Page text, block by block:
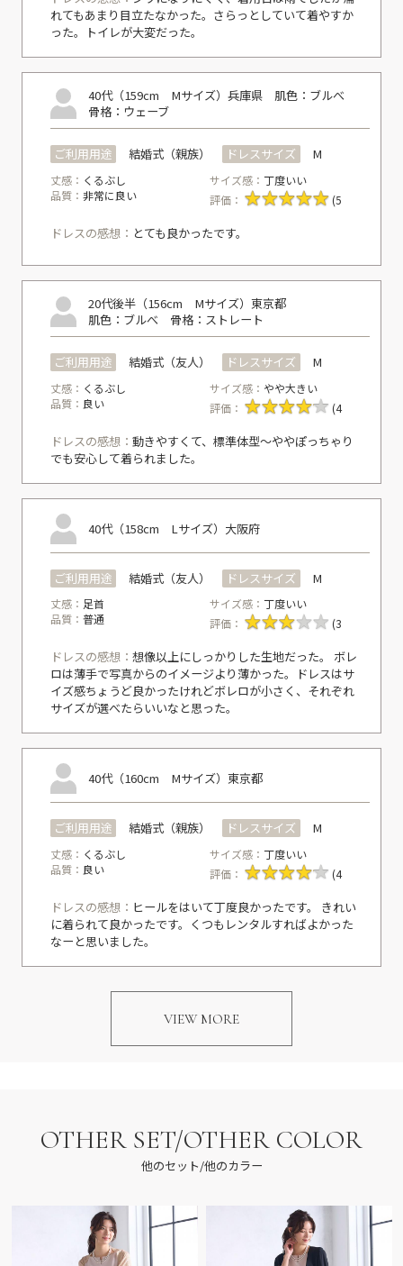
れてもあまり目立たなかった。さらっとしていて着やすか
った。トイレが大変だった。
40代（159cm Mサイズ） 兵庫県 肌色：ブルべ
骨格：ウェーブ
ご利用用途 結婚式（親族） ドレスサイズ M
丈感： くるぶし サイズ感：丁度いい
品質： 非常に良い 評価： (5
ドレスの感想： とても良かったです。
20代後半（156cm Mサイズ） 東京都
肌色：ブルべ 骨格：ストレート
ご利用用途 結婚式（友人） ドレスサイズ M
丈感： くるぶし サイズ感： やや大きい
品質： 良い 評価： (4
ドレスの感想： 動きやすくて、標準体型〜ややぽっちゃり
でも安心して着られました。
40代（158cm Lサイズ） 大阪府
ご利用用途 結婚式（友人） ドレスサイズ M
丈感： 足首 サイズ感：丁度いい
品質： 普通 評価： (3
ドレスの感想： 想像以上にしっかりした生地だった。 ボレ
ロは薄手で写真からのイメージより薄かった。ドレスはサ
イズ感ちょうど良かったけれどボレロが小さく、それぞれ
サイズが選べたらいいなと思った。
40代（160cm Mサイズ） 東京都
ご利用用途 結婚式（親族） ドレスサイズ M
丈感： くるぶし サイズ感：丁度いい
品質： 良い 評価： (4
ドレスの感想： ヒールをはいて丁度良かったです。 きれい
に着られて良かったです。くつもレンタルすればよかった
なーと思いました。
VIEW MORE
OTHER SET/OTHER COLOR
他のセット/他のカラー